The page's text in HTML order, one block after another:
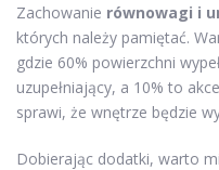
Zachowanie równowagi i
których należy pamiętać.
gdzie 60% powierzchni
uzupełniający, a 10% to
sprawi, że wnętrze będzie
Dobierając dodatki, warto